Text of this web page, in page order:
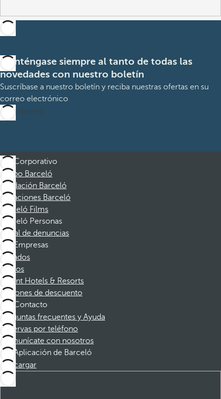
Manténgase siempre al tanto de todas las
novedades con nuestro boletín
Suscríbase a nuestro boletín y reciba nuestras ofertas en su
correo electrónico
Suscribirme
Corporativo
Grupo Barceló
Fundación Barceló
Vacaciones Barceló
Barceló Films
Barceló Personas
Canal de denuncias
Empresas
Afiliados
Socios
Dorint Hotels & Resorts
Cupones de descuento
Contacto
Preguntas frecuentes y Ayuda
Reservas por teléfono
Comunícate con nosotros
Aplicación de Barceló
Descargar